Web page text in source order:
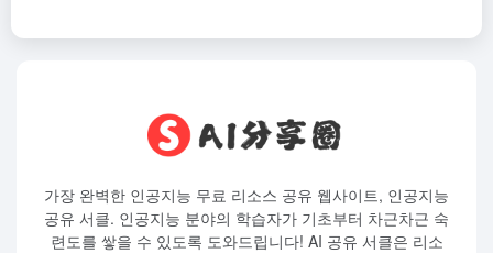
가장 완벽한 인공지능 무료 리소스 공유 웹사이트, 인공지능
공유 서클. 인공지능 분야의 학습자가 기초부터 차근차근 숙
련도를 쌓을 수 있도록 도와드립니다! AI 공유 서클은 리소